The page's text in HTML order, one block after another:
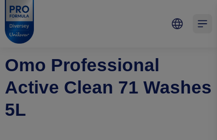
Skip to main content
Skip to navigation
Skip to footer
Pro Formula
Omo Professional
Active Clean 71 Washes
5L